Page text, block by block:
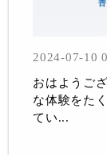
2024-07-10
おはようご
な体験をた
てい...